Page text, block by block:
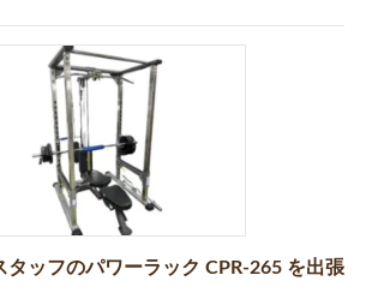
タッフのパワーラック CPR-265 を出張